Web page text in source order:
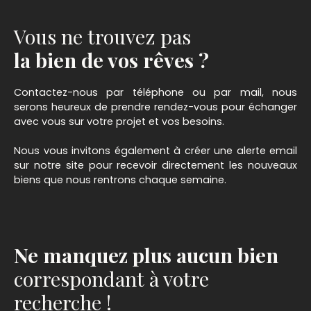
Vous ne trouvez pas
la bien de vos rêves ?
Contactez-nous par téléphone ou par mail, nous
serons heureux de prendre rendez-vous pour échanger
avec vous sur votre projet et vos besoins.
Nous vous invitons également à créer une alerte email
sur notre site pour recevoir directement les nouveaux
biens que nous rentrons chaque semaine.
Ne manquez plus aucun bien
correspondant à votre
recherche !